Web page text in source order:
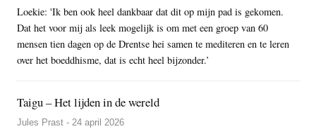
Loekie: 'Ik ben ook heel dankbaar dat dit op mijn pad is gekomen.
Dat het voor mij als leek mogelijk is om met een groep van 60
mensen tien dagen op de Drentse hei samen te mediteren en te leren
over het boeddhisme, dat is echt heel bijzonder.’
Taigu – Het lijden in de wereld
Jules Prast - 24 april 2026